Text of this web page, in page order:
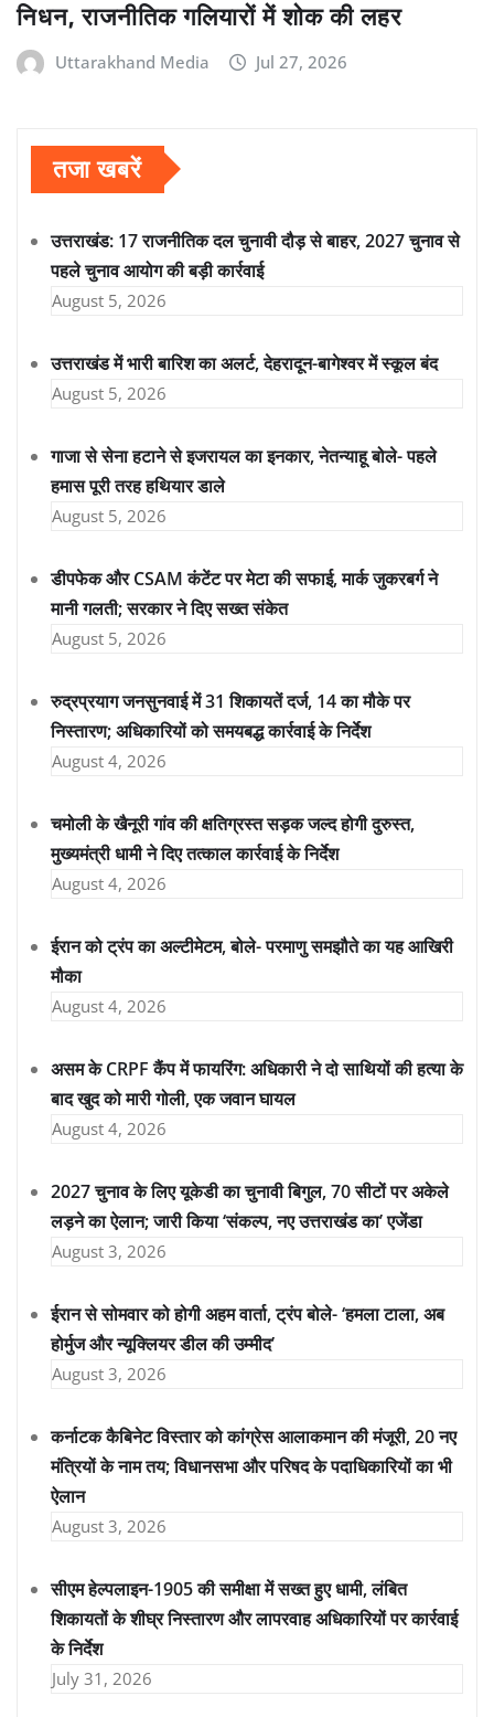
निधन, राजनीतिक गलियारों में शोक की लहर
Uttarakhand Media Jul 27, 2026
तजा खबरें
उत्तराखंड: 17 राजनीतिक दल चुनावी दौड़ से बाहर, 2027 चुनाव से
पहले चुनाव आयोग की बड़ी कार्रवाई
August 5, 2026
उत्तराखंड में भारी बारिश का अलर्ट, देहरादून-बागेश्वर में स्कूल बंद
August 5, 2026
गाजा से सेना हटाने से इजरायल का इनकार, नेतन्याहू बोले- पहले
हमास पूरी तरह हथियार डाले
August 5, 2026
डीपफेक और CSAM कंटेंट पर मेटा की सफाई, मार्क जुकरबर्ग ने
मानी गलती; सरकार ने दिए सख्त संकेत
August 5, 2026
रुद्रप्रयाग जनसुनवाई में 31 शिकायतें दर्ज, 14 का मौके पर
निस्तारण; अधिकारियों को समयबद्ध कार्रवाई के निर्देश
August 4, 2026
चमोली के खैनूरी गांव की क्षतिग्रस्त सड़क जल्द होगी दुरुस्त,
मुख्यमंत्री धामी ने दिए तत्काल कार्रवाई के निर्देश
August 4, 2026
ईरान को ट्रंप का अल्टीमेटम, बोले- परमाणु समझौते का यह आखिरी
मौका
August 4, 2026
असम के CRPF कैंप में फायरिंग: अधिकारी ने दो साथियों की हत्या के
बाद खुद को मारी गोली, एक जवान घायल
August 4, 2026
2027 चुनाव के लिए यूकेडी का चुनावी बिगुल, 70 सीटों पर अकेले
लड़ने का ऐलान; जारी किया ‘संकल्प, नए उत्तराखंड का’ एजेंडा
August 3, 2026
ईरान से सोमवार को होगी अहम वार्ता, ट्रंप बोले- ‘हमला टाला, अब
होर्मुज और न्यूक्लियर डील की उम्मीद’
August 3, 2026
कर्नाटक कैबिनेट विस्तार को कांग्रेस आलाकमान की मंजूरी, 20 नए
मंत्रियों के नाम तय; विधानसभा और परिषद के पदाधिकारियों का भी
ऐलान
August 3, 2026
सीएम हेल्पलाइन-1905 की समीक्षा में सख्त हुए धामी, लंबित
शिकायतों के शीघ्र निस्तारण और लापरवाह अधिकारियों पर कार्रवाई
के निर्देश
July 31, 2026